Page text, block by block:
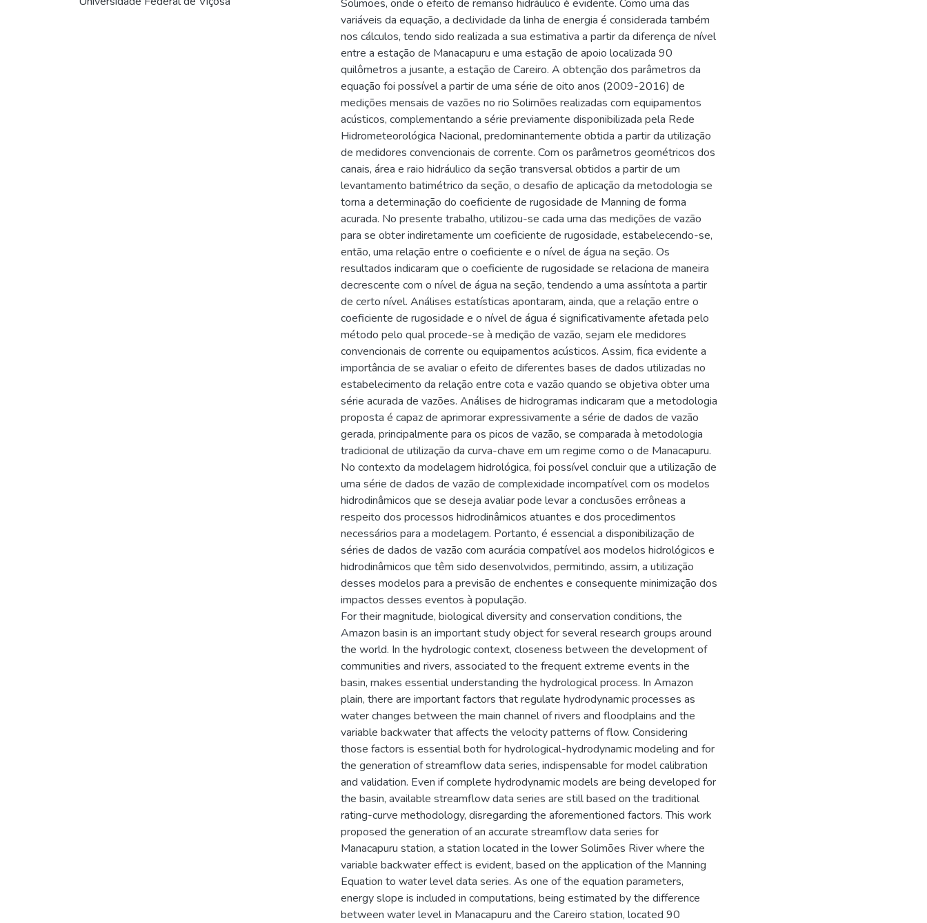
Solimões, onde o efeito de remanso hidráulico é evidente. Como uma das
variáveis da equação, a declividade da linha de energia é considerada também
nos cálculos, tendo sido realizada a sua estimativa a partir da diferença de nível
entre a estação de Manacapuru e uma estação de apoio localizada 90
quilômetros a jusante, a estação de Careiro. A obtenção dos parâmetros da
equação foi possível a partir de uma série de oito anos (2009-2016) de
medições mensais de vazões no rio Solimões realizadas com equipamentos
acústicos, complementando a série previamente disponibilizada pela Rede
Hidrometeorológica Nacional, predominantemente obtida a partir da utilização
de medidores convencionais de corrente. Com os parâmetros geométricos dos
canais, área e raio hidráulico da seção transversal obtidos a partir de um
levantamento batimétrico da seção, o desafio de aplicação da metodologia se
torna a determinação do coeficiente de rugosidade de Manning de forma
acurada. No presente trabalho, utilizou-se cada uma das medições de vazão
para se obter indiretamente um coeficiente de rugosidade, estabelecendo-se,
então, uma relação entre o coeficiente e o nível de água na seção. Os
resultados indicaram que o coeficiente de rugosidade se relaciona de maneira
decrescente com o nível de água na seção, tendendo a uma assíntota a partir
de certo nível. Análises estatísticas apontaram, ainda, que a relação entre o
coeficiente de rugosidade e o nível de água é significativamente afetada pelo
método pelo qual procede-se à medição de vazão, sejam ele medidores
convencionais de corrente ou equipamentos acústicos. Assim, fica evidente a
importância de se avaliar o efeito de diferentes bases de dados utilizadas no
estabelecimento da relação entre cota e vazão quando se objetiva obter uma
série acurada de vazões. Análises de hidrogramas indicaram que a metodologia
proposta é capaz de aprimorar expressivamente a série de dados de vazão
gerada, principalmente para os picos de vazão, se comparada à metodologia
tradicional de utilização da curva-chave em um regime como o de Manacapuru.
No contexto da modelagem hidrológica, foi possível concluir que a utilização de
uma série de dados de vazão de complexidade incompatível com os modelos
hidrodinâmicos que se deseja avaliar pode levar a conclusões errôneas a
respeito dos processos hidrodinâmicos atuantes e dos procedimentos
necessários para a modelagem. Portanto, é essencial a disponibilização de
séries de dados de vazão com acurácia compatível aos modelos hidrológicos e
hidrodinâmicos que têm sido desenvolvidos, permitindo, assim, a utilização
desses modelos para a previsão de enchentes e consequente minimização dos
impactos desses eventos à população.
For their magnitude, biological diversity and conservation conditions, the
Amazon basin is an important study object for several research groups around
the world. In the hydrologic context, closeness between the development of
communities and rivers, associated to the frequent extreme events in the
basin, makes essential understanding the hydrological process. In Amazon
plain, there are important factors that regulate hydrodynamic processes as
water changes between the main channel of rivers and floodplains and the
variable backwater that affects the velocity patterns of flow. Considering
those factors is essential both for hydrological-hydrodynamic modeling and for
the generation of streamflow data series, indispensable for model calibration
and validation. Even if complete hydrodynamic models are being developed for
the basin, available streamflow data series are still based on the traditional
rating-curve methodology, disregarding the aforementioned factors. This work
proposed the generation of an accurate streamflow data series for
Manacapuru station, a station located in the lower Solimões River where the
variable backwater effect is evident, based on the application of the Manning
Equation to water level data series. As one of the equation parameters,
energy slope is included in computations, being estimated by the difference
between water level in Manacapuru and the Careiro station, located 90